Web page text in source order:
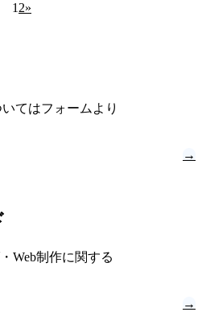
1 2»
てはフォームより
→
Web制作に関する
→